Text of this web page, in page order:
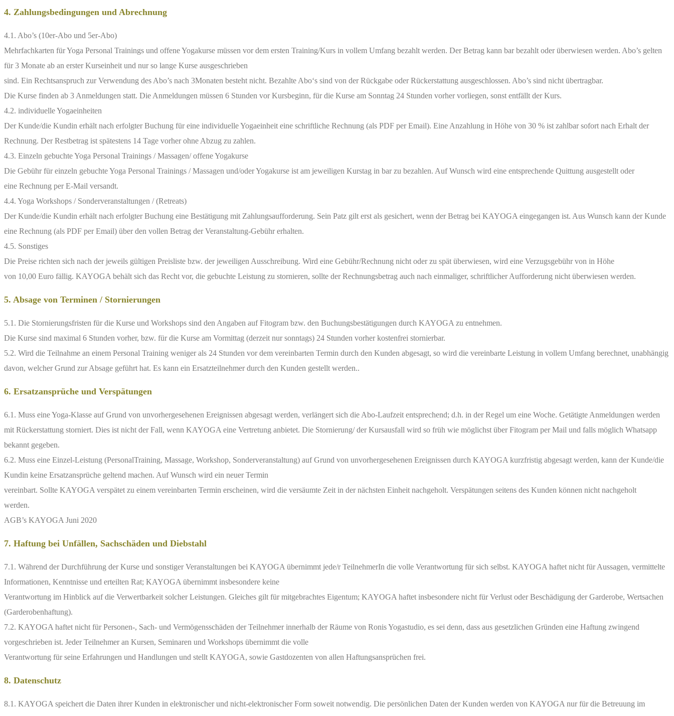
4. Zahlungsbedingungen und Abrechnung
4.1. Abo’s (10er-Abo und 5er-Abo)
Mehrfachkarten für Yoga Personal Trainings und offene Yogakurse müssen vor dem ersten Training/Kurs in vollem Umfang bezahlt werden. Der Betrag kann bar bezahlt oder überwiesen werden. Abo’s gelten
für 3 Monate ab an erster Kurseinheit und nur so lange Kurse ausgeschrieben
sind. Ein Rechtsanspruch zur Verwendung des Abo’s nach 3Monaten besteht nicht. Bezahlte Abo‘s sind von der Rückgabe oder Rückerstattung ausgeschlossen. Abo’s sind nicht übertragbar.
Die Kurse finden ab 3 Anmeldungen statt. Die Anmeldungen müssen 6 Stunden vor Kursbeginn, für die Kurse am Sonntag 24 Stunden vorher vorliegen, sonst entfällt der Kurs.
4.2. individuelle Yogaeinheiten
Der Kunde/die Kundin erhält nach erfolgter Buchung für eine individuelle Yogaeinheit eine schriftliche Rechnung (als PDF per Email). Eine Anzahlung in Höhe von 30 % ist zahlbar sofort nach Erhalt der
Rechnung. Der Restbetrag ist spätestens 14 Tage vorher ohne Abzug zu zahlen.
4.3. Einzeln gebuchte Yoga Personal Trainings / Massagen/ offene Yogakurse
Die Gebühr für einzeln gebuchte Yoga Personal Trainings / Massagen und/oder Yogakurse ist am jeweiligen Kurstag in bar zu bezahlen. Auf Wunsch wird eine entsprechende Quittung ausgestellt oder
eine Rechnung per E-Mail versandt.
4.4. Yoga Workshops / Sonderveranstaltungen / (Retreats)
Der Kunde/die Kundin erhält nach erfolgter Buchung eine Bestätigung mit Zahlungsaufforderung. Sein Patz gilt erst als gesichert, wenn der Betrag bei KAYOGA eingegangen ist. Aus Wunsch kann der Kunde
eine Rechnung (als PDF per Email) über den vollen Betrag der Veranstaltung-Gebühr erhalten.
4.5. Sonstiges
Die Preise richten sich nach der jeweils gültigen Preisliste bzw. der jeweiligen Ausschreibung. Wird eine Gebühr/Rechnung nicht oder zu spät überwiesen, wird eine Verzugsgebühr von in Höhe
von 10,00 Euro fällig. KAYOGA behält sich das Recht vor, die gebuchte Leistung zu stornieren, sollte der Rechnungsbetrag auch nach einmaliger, schriftlicher Aufforderung nicht überwiesen werden.
5. Absage von Terminen / Stornierungen
5.1. Die Stornierungsfristen für die Kurse und Workshops sind den Angaben auf Fitogram bzw. den Buchungsbestätigungen durch KAYOGA zu entnehmen.
Die Kurse sind maximal 6 Stunden vorher, bzw. für die Kurse am Vormittag (derzeit nur sonntags) 24 Stunden vorher kostenfrei stornierbar.
5.2. Wird die Teilnahme an einem Personal Training weniger als 24 Stunden vor dem vereinbarten Termin durch den Kunden abgesagt, so wird die vereinbarte Leistung in vollem Umfang berechnet, unabhängig
davon, welcher Grund zur Absage geführt hat. Es kann ein Ersatzteilnehmer durch den Kunden gestellt werden..
6. Ersatzansprüche und Verspätungen
6.1. Muss eine Yoga-Klasse auf Grund von unvorhergesehenen Ereignissen abgesagt werden, verlängert sich die Abo-Laufzeit entsprechend; d.h. in der Regel um eine Woche. Getätigte Anmeldungen werden
mit Rückerstattung storniert. Dies ist nicht der Fall, wenn KAYOGA eine Vertretung anbietet. Die Stornierung/ der Kursausfall wird so früh wie möglichst über Fitogram per Mail und falls möglich Whatsapp
bekannt gegeben.
6.2. Muss eine Einzel-Leistung (PersonalTraining, Massage, Workshop, Sonderveranstaltung) auf Grund von unvorhergesehenen Ereignissen durch KAYOGA kurzfristig abgesagt werden, kann der Kunde/die
Kundin keine Ersatzansprüche geltend machen. Auf Wunsch wird ein neuer Termin
vereinbart. Sollte KAYOGA verspätet zu einem vereinbarten Termin erscheinen, wird die versäumte Zeit in der nächsten Einheit nachgeholt. Verspätungen seitens des Kunden können nicht nachgeholt
werden.
AGB’s KAYOGA Juni 2020
7. Haftung bei Unfällen, Sachschäden und Diebstahl
7.1. Während der Durchführung der Kurse und sonstiger Veranstaltungen bei KAYOGA übernimmt jede/r TeilnehmerIn die volle Verantwortung für sich selbst. KAYOGA haftet nicht für Aussagen, vermittelte
Informationen, Kenntnisse und erteilten Rat; KAYOGA übernimmt insbesondere keine
Verantwortung im Hinblick auf die Verwertbarkeit solcher Leistungen. Gleiches gilt für mitgebrachtes Eigentum; KAYOGA haftet insbesondere nicht für Verlust oder Beschädigung der Garderobe, Wertsachen
(Garderobenhaftung).
7.2. KAYOGA haftet nicht für Personen-, Sach- und Vermögensschäden der Teilnehmer innerhalb der Räume von Ronis Yogastudio, es sei denn, dass aus gesetzlichen Gründen eine Haftung zwingend
vorgeschrieben ist. Jeder Teilnehmer an Kursen, Seminaren und Workshops übernimmt die volle
Verantwortung für seine Erfahrungen und Handlungen und stellt KAYOGA, sowie Gastdozenten von allen Haftungsansprüchen frei.
8. Datenschutz
8.1. KAYOGA speichert die Daten ihrer Kunden in elektronischer und nicht-elektronischer Form soweit notwendig. Die persönlichen Daten der Kunden werden von KAYOGA nur für die Betreuung im